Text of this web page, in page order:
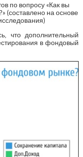
по вопросу «Как вы
(составлено на основе
что дополнительный
в фондовый